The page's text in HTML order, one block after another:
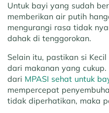
Untuk bayi yang sudah
memberikan air putih
mengurangi rasa tidak
dahak di tenggorokan.
Selain itu, pastikan si
dari makanan yang
dari MPASI sehat untuk
mempercepat
tidak diperhatikan, maka